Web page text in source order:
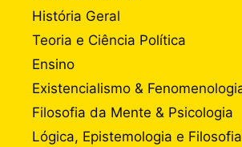
História Geral
Teoria e Ciência Política
Ensino
Existencialismo &
Filosofia da Mente & Psicologia
Lógica, Epistemologia e